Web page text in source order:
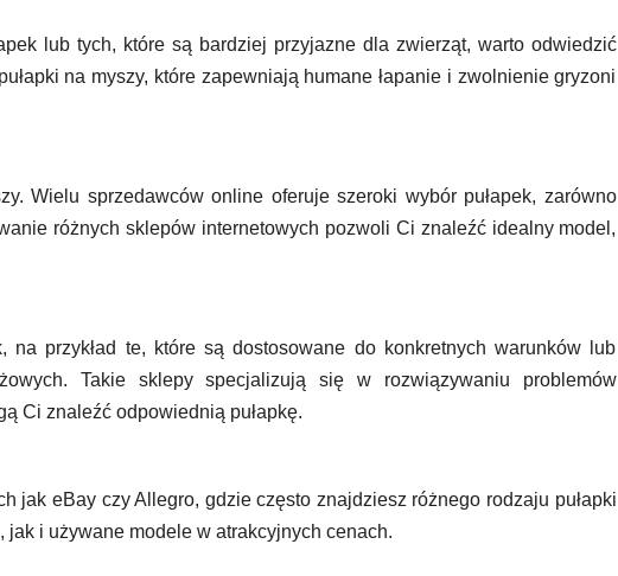
lub tych, które są bardziej przyjazne dla zwierząt, warto odwiedzić
na myszy, które zapewniają humane łapanie i zwolnienie gryzoni
Wielu sprzedawców online oferuje szeroki wybór pułapek, zarówno
różnych sklepów internetowych pozwoli Ci znaleźć idealny model,
na przykład te, które są dostosowane do konkretnych warunków lub
Takie sklepy specjalizują się w rozwiązywaniu problemów
Ci znaleźć odpowiednią pułapkę.
jak eBay czy Allegro, gdzie często znajdziesz różnego rodzaju pułapki
i używane modele w atrakcyjnych cenach.